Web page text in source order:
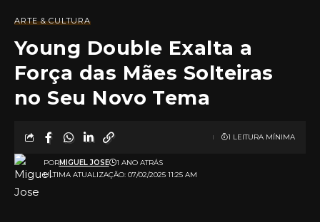
ARTE & CULTURA
Young Double Exalta a
Força das Mães Solteiras
no Seu Novo Tema
ULTIMA ATUALIZAÇÃO: 07/02/2025 11:25 AM
PORMIGUEL JOSE 1 ANO ATRÁS
1 LEITURA MÍNIMA